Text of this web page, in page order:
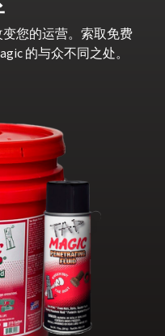
您的运营。索取免费
的与众不同之处。